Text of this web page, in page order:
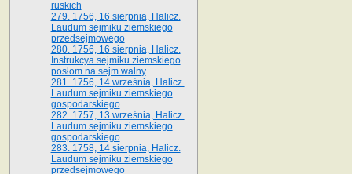
ruskich
279. 1756, 16 sierpnia, Halicz.
Laudum sejmiku ziemskiego
przedsejmowego
280. 1756, 16 sierpnia, Halicz.
Instrukcya sejmiku ziemskiego
posłom na sejm walny
281. 1756, 14 września, Halicz.
Laudum sejmiku ziemskiego
gospodarskiego
282. 1757, 13 września, Halicz.
Laudum sejmiku ziemskiego
gospodarskiego
283. 1758, 14 sierpnia, Halicz.
Laudum sejmiku ziemskiego
przedsejmowego